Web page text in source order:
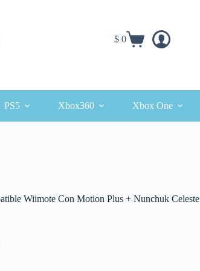
Carro
$ 0
PS5 Xbox360 Xbox One
Wiimote Con Motion Plus + Nunchuk Celeste